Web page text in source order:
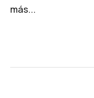
más...